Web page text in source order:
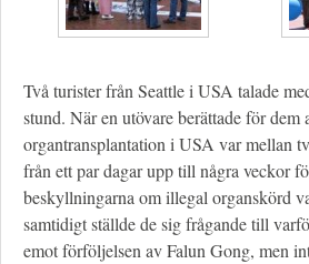
Två turister från Seattle i USA talade
stund. När en utövare berättade för dem
organtransplantation i USA var mellan
från ett par dagar upp till några veckor
beskyllningarna om illegal organskörd
samtidigt ställde de sig frågande till
emot förföljelsen av Falun Gong, men